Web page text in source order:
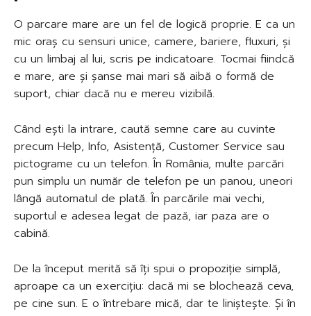
O parcare mare are un fel de logică proprie. E ca un
mic oraș cu sensuri unice, camere, bariere, fluxuri, și
cu un limbaj al lui, scris pe indicatoare. Tocmai fiindcă
e mare, are și șanse mai mari să aibă o formă de
suport, chiar dacă nu e mereu vizibilă.
Când ești la intrare, caută semne care au cuvinte
precum Help, Info, Asistență, Customer Service sau
pictograme cu un telefon. În România, multe parcări
pun simplu un număr de telefon pe un panou, uneori
lângă automatul de plată. În parcările mai vechi,
suportul e adesea legat de pază, iar paza are o
cabină.
De la început merită să îți spui o propoziție simplă,
aproape ca un exercițiu: dacă mi se blochează ceva,
pe cine sun. E o întrebare mică, dar te liniștește. Și în